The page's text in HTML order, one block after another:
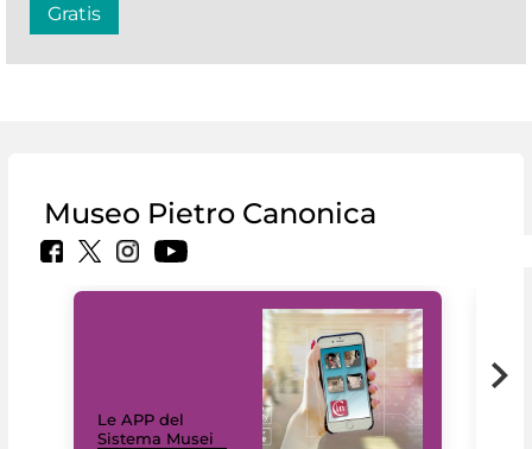
Gratis
Museo Pietro Canonica
Le APP del
Sistema Musei